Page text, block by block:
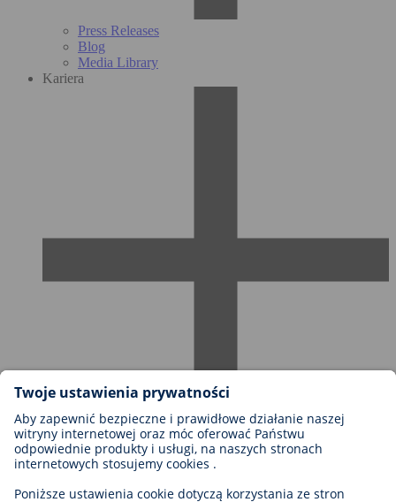
Press Releases
Blog
Media Library
Kariera
Możliwości kariery w firmie BIOTRONIK
Szczeble kariery
Dlaczego warto z nami pracować?
Aplikacja